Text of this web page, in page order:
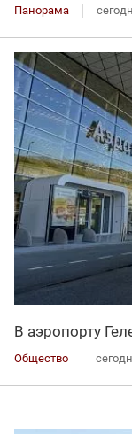
Панорама
В аэропорту
Общество